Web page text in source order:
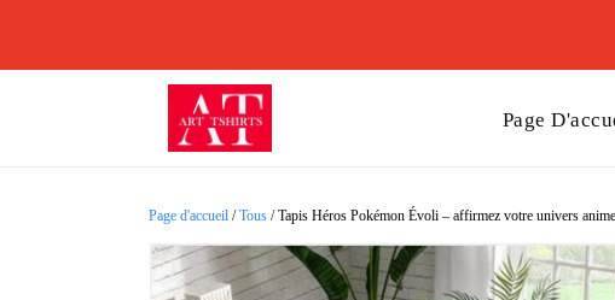
Page
Page d'accueil /Tous /Tapis Héros Pokémon Évoli – affirmez votre univers